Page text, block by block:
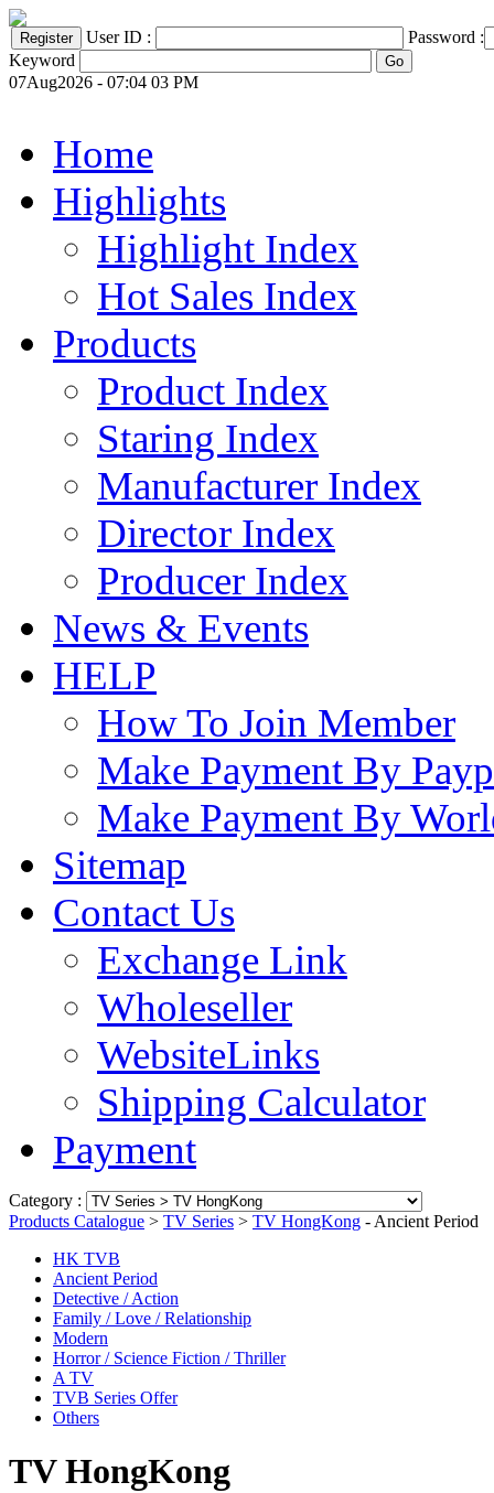
User ID :
Password :
Keyword
07Aug2026 - 07:04 03 PM
Home
Highlights
Highlight Index
Hot Sales Index
Products
Product Index
Staring Index
Manufacturer Index
Director Index
Producer Index
News & Events
HELP
How To Join Member
Make Payment By
Make Payment By
Sitemap
Contact Us
Exchange Link
Wholeseller
WebsiteLinks
Shipping Calculator
Payment
Category :
Products Catalogue > TV Series > TV HongKong - Ancient Period
HK TVB
Ancient Period
Detective / Action
Family / Love / Relationship
Modern
Horror / Science Fiction / Thriller
A TV
TVB Series Offer
Others
TV HongKong